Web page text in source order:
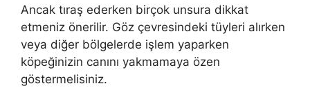
Ancak tıraş ederken birçok unsura dikkat
etmeniz önerilir. Göz çevresindeki tüyleri alırken
veya diğer bölgelerde işlem yaparken
köpeğinizin canını yakmamaya özen
göstermelisiniz.